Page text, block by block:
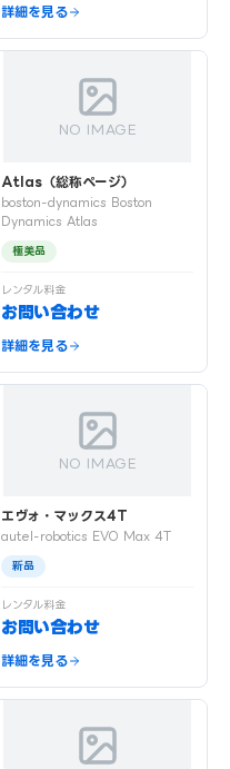
詳細を見る
NO IMAGE
Atlas（総称ページ）
boston-dynamics Boston
Dynamics Atlas
極美品
レンタル料金
お問い合わせ
詳細を見る
NO IMAGE
エヴォ・マックス4T
autel-robotics EVO Max 4T
新品
レンタル料金
お問い合わせ
詳細を見る